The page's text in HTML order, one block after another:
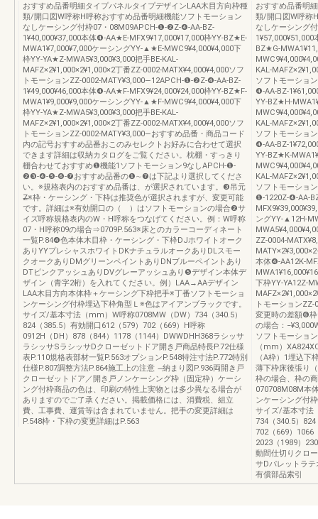
おすすめ品番明細タイプパネルタイプデザインLAA木目方向枠種
類/開口図W呼称H呼称おすすめ品番明細機能ソフトモーション
なしケーシング付枠07・08M09APCH-❶-❷Z-❹-AA-BZ-
1¥40,000¥37,000本体❹-AA★E-MFX9¥17,000¥17,000枠YY-BZ★E-
MWA1¥7,000¥7,000ケーシングYY-▲★E-MWC9¥4,000¥4,000下
枠YY-YA★Z-MWA5¥3,000¥3,000把手BE-KAL-
MAFZ×2¥1,000×2¥1,000×2丁番ZZ-0002-MATX¥4,000¥4,000ソフ
トモーションZZ-0002-MATY¥3,000―12APCH-❶-❷Z-❹-AA-BZ-
1¥49,000¥46,000本体❹-AA★F-MFX9¥24,000¥24,000枠YY-BZ★F-
MWA1¥9,000¥9,000ケーシングYY-▲★F-MWC9¥4,000¥4,000下
枠YY-YA★Z-MWA5¥3,000¥3,000把手BE-KAL-
MAFZ×2¥1,000×2¥1,000×2丁番ZZ-0002-MATX¥4,000¥4,000ソフ
トモーションZZ-0002-MATY¥3,000―おすすめ品番・商品コード
内の記号おすすめ品番おこのみセレクトお好みに合わせて選択
できます詳細は収納カタログをご覧ください。枕棚・すっきり
棚合わせておすすめ❶機能1ソフトモーション9なしAPCH-❶-
❷❸-❹-❺-❻-❼おすすめ品番の❶∼❼は下記より選択してくださ
い。※規格表内のおすすめ品番は、が選択されています。❸吊元
Z̶※枠・ケーシング・下枠は推奨色が選択されますが、変更可能
です。詳細は※有効開口の（ ）はソフトモーションの場合❷サ
イズ呼称規格表内のW・H呼称をつなげてください。例：W呼称
07・H呼称09の場合⇒0709P.563※床とのカラーコーディネート
一覧P.84❹色本体木目枠・ケーシング・下枠DJホワイトオーク
ありYYプレシャスホワイトDKナチュラルオークありDLスモー
クオークありDMグリーンペイントありDNブルーペイントあり
DTピンクアッシュありDVグレーアッシュあり❺デザイン本体デ
ザイン（青字2桁）を入れてください。例）LAA→AAデザイン
LAA木目方向本体枠＋ケーシング下枠把手※丁番ソフトモーショ
ンケーシング付枠埋込下枠角型Ｌ※色はアイアンブラックです。
サイズ/基本寸法（mm）W呼称0708MW（DW）734（340.5）
824（385.5）有効開口612（579）702（669）H呼称
0912H（DH）878（844）1178（1144）DWWDHH368ラシッサ
ラシッサSラシッサDクローゼットドア開き戸商品特長P.72仕様
表P.110規格表部材一覧P.563オプションP.548特注寸法P.772特別
仕様P.807調整方法P.864施工上の注意 ̶納まり図P.936両開き戸
クローゼットドア／開き戸ノンケーシング枠（固定枠）ケーシ
ング付枠商品の色は、印刷の特性上実物とは多少異なる場合が
ありますのでご了承ください。掲載価格には、消費税、組立
費、工事費、運賃等は含まれていません。把手の変更詳細は
P.548枠・下枠の変更詳細はP.563
おすすめ品番明
類/開口図W呼称
なしケーシング
BZ★G-
KAL-
ソフトモーショ
❹-AA-BZ-
YY-BZ★H-
KAL-
ソフトモーショ
❹-AA-BZ-
YY-BZ★K-
KAL-
ソフトモーショ
❶-1220Z-❹-AA-
ングYY-▲12H-
ZZ-0004-
本体❹-AA12K-
下枠YY-YA12Z-
トモーション
変更時の差額❻
の場合：
ソフトモーショ
（mm）
（A枠）1埋込
薄下枠床後張り
枠の場合、枠の
070708M08M本
ンケーシング付
サイズ/基本寸法
734（340.5）
702（669）1066
2023（1989）
動間仕切りクロ
サDパレットラ
有償部品索引